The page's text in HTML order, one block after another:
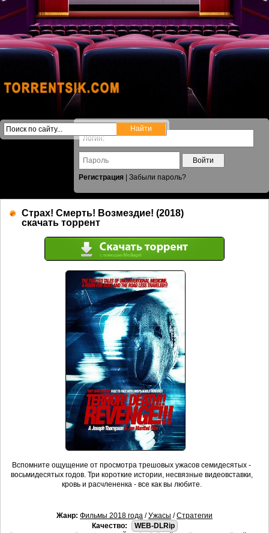
Войти
Регистрация
Забыли пароль?
Страх! Смерть! Возмездие! (2018)
скачать торрент
Вспомните ощущение от просмотра трешовых ужасов семидесятых -
восьмидесятых годов. Три короткие истории, несвязные видеовставки,
кровь и расчлененка - все как вы любите.
Жанр: Фильмы 2018 года /Ужасы /Стратегии
Качество:
WEB-DLRip